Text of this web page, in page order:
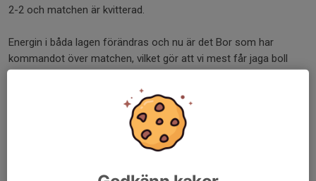
2-2 och matchen är kvitterad.
Energin i båda lagen förändras och nu är det Bor som har
kommandot över matchen, vilket gör att vi mest får jaga boll
och får inte till några bra situationer som är tillräckligt farliga.
I slutet av andra halvlek debutera Helga i sin första
seniorlagsmatch och skapar direkt i sitt inhopp en hörna till vår
fördel. Denna hörna slås av Vilma och blir rejält farlig när den går
strax utanför målramen, men tyvärr ingen utdelning.
Istället vänder spelet och i nästa sekvens tar bortalaget istället
ledningen efter en kontring. 2-3 och med vara få minuter kvar är